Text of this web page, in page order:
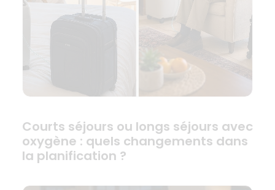
Courts séjours ou longs séjours avec
oxygène : quels changements dans
la planification ?